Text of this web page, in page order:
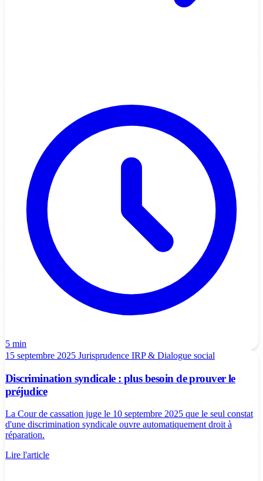
5 min
15 septembre 2025 Jurisprudence IRP & Dialogue social
Discrimination syndicale : plus besoin de prouver le
préjudice
La Cour de cassation juge le 10 septembre 2025 que le seul constat
d'une discrimination syndicale ouvre automatiquement droit à
réparation.
Lire l'article